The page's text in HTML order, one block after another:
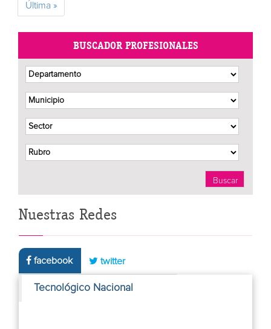
Última »
BUSCADOR PROFESIONALES
Nuestras Redes
facebook twitter
Tecnológico Nacional